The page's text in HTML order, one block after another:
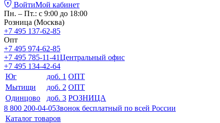
ВойтиМой кабинет
Пн. – Пт.: с 9:00 до 18:00
Розница (Москва)
+7 495 137-62-85
Опт
+7 495 974-62-85
+7 495 785-11-41Центральный офис
+7 495 134-42-64
Юг
доб. 1 ОПТ
Мытищи
доб. 2 ОПТ
Одинцово
доб. 3 РОЗНИЦА
8 800 200-04-05Звонок бесплатный по всей России
Каталог товаров